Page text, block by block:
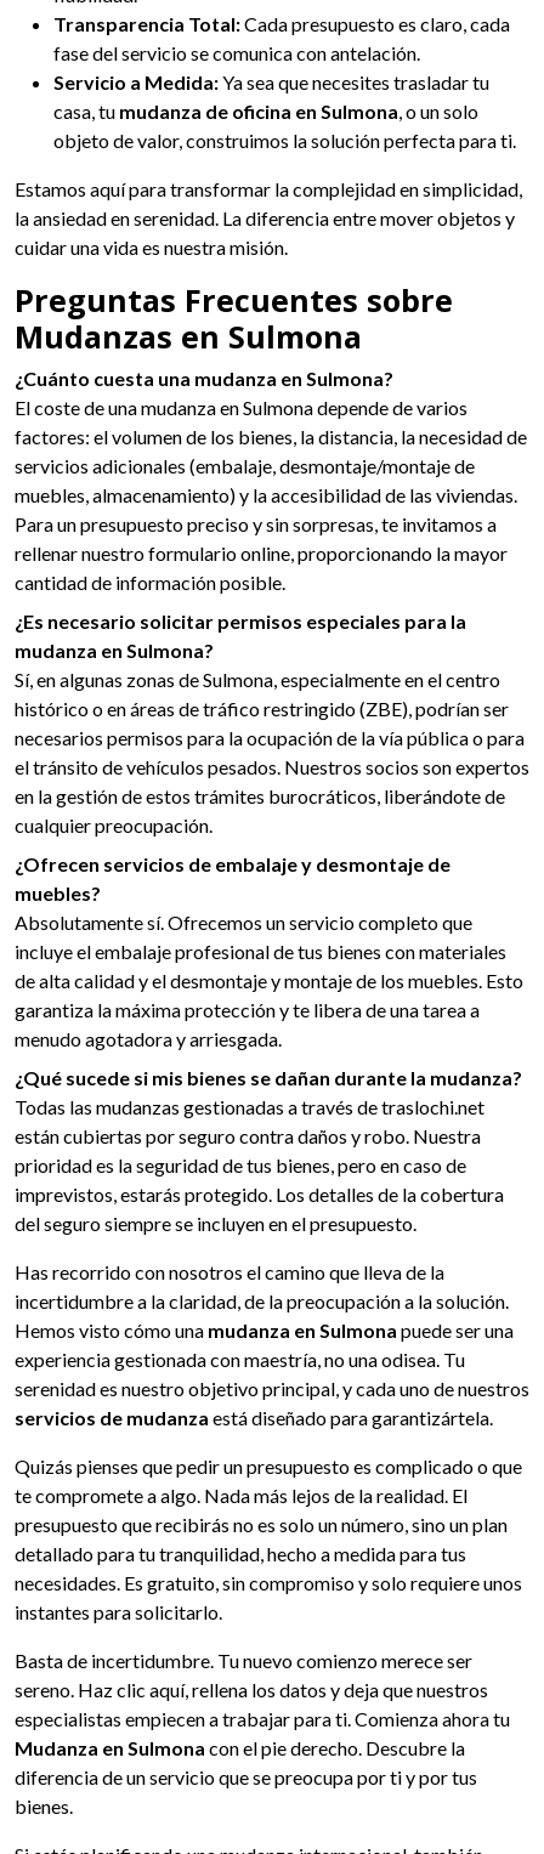
Transparencia Total:Cada presupuesto es claro, cada
fase del servicio se comunica con antelación.
Servicio a Medida:Ya sea que necesites trasladar tu
casa, tu mudanza de oficina en Sulmona, o un solo
objeto de valor, construimos la solución perfecta para ti.
Estamos aquí para transformar la complejidad en simplicidad,
la ansiedad en serenidad. La diferencia entre mover objetos y
cuidar una vida es nuestra misión.
Preguntas Frecuentes sobre
Mudanzas en Sulmona
¿Cuánto cuesta una mudanza en Sulmona?
El coste de una mudanza en Sulmona depende de varios
factores: el volumen de los bienes, la distancia, la necesidad de
servicios adicionales (embalaje, desmontaje/montaje de
muebles, almacenamiento) y la accesibilidad de las viviendas.
Para un presupuesto preciso y sin sorpresas, te invitamos a
rellenar nuestro formulario online, proporcionando la mayor
cantidad de información posible.
¿Es necesario solicitar permisos especiales para la
mudanza en Sulmona?
Sí, en algunas zonas de Sulmona, especialmente en el centro
histórico o en áreas de tráfico restringido (ZBE), podrían ser
necesarios permisos para la ocupación de la vía pública o para
el tránsito de vehículos pesados. Nuestros socios son expertos
en la gestión de estos trámites burocráticos, liberándote de
cualquier preocupación.
¿Ofrecen servicios de embalaje y desmontaje de
muebles?
Absolutamente sí. Ofrecemos un servicio completo que
incluye el embalaje profesional de tus bienes con materiales
de alta calidad y el desmontaje y montaje de los muebles. Esto
garantiza la máxima protección y te libera de una tarea a
menudo agotadora y arriesgada.
¿Qué sucede si mis bienes se dañan durante la mudanza?
Todas las mudanzas gestionadas a través de traslochi.net
están cubiertas por seguro contra daños y robo. Nuestra
prioridad es la seguridad de tus bienes, pero en caso de
imprevistos, estarás protegido. Los detalles de la cobertura
del seguro siempre se incluyen en el presupuesto.
Has recorrido con nosotros el camino que lleva de la
incertidumbre a la claridad, de la preocupación a la solución.
Hemos visto cómo una mudanza en Sulmona puede ser una
experiencia gestionada con maestría, no una odisea. Tu
serenidad es nuestro objetivo principal, y cada uno de nuestros
servicios de mudanza está diseñado para garantizártela.
Quizás pienses que pedir un presupuesto es complicado o que
te compromete a algo. Nada más lejos de la realidad. El
presupuesto que recibirás no es solo un número, sino un plan
detallado para tu tranquilidad, hecho a medida para tus
necesidades. Es gratuito, sin compromiso y solo requiere unos
instantes para solicitarlo.
Basta de incertidumbre. Tu nuevo comienzo merece ser
sereno. Haz clic aquí, rellena los datos y deja que nuestros
especialistas empiecen a trabajar para ti. Comienza ahora tu
Mudanza en Sulmona con el pie derecho. Descubre la
diferencia de un servicio que se preocupa por ti y por tus
bienes.